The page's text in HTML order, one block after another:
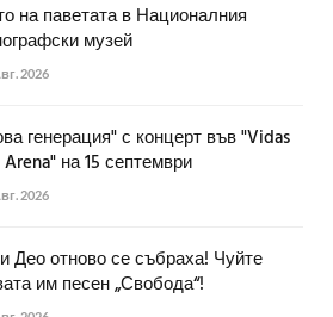
на паветата в Националния
музей
2026
генерация" с концерт във "Vidas
на 15 септември
2026
Део отново се събраха! Чуйте
им песен „Свобода“!